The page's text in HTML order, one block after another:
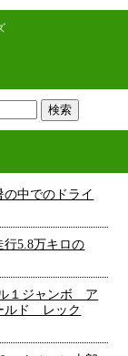
の中でのドライ
行5.8万キロの
１ジャンボ ア
ルド レック